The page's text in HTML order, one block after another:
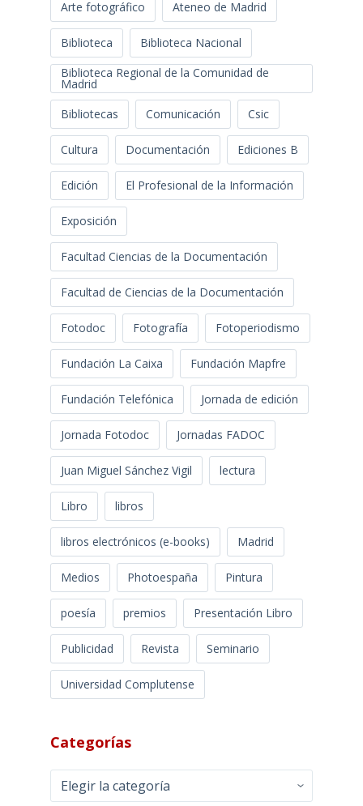
Arte fotográfico Ateneo de Madrid
Biblioteca
Biblioteca Nacional
Biblioteca Regional de la Comunidad de
Madrid
Bibliotecas
Comunicación Csic
Cultura Documentación Ediciones B
Edición El Profesional de la Información
Exposición
Facultad Ciencias de la Documentación
Facultad de Ciencias de la Documentación
Fotodoc Fotografía Fotoperiodismo
Fundación La Caixa Fundación Mapfre
Fundación Telefónica Jornada de edición
Jornada Fotodoc Jornadas FADOC
Juan Miguel Sánchez Vigil lectura
Libro libros
libros electrónicos (e-books) Madrid
Medios Photoespaña Pintura
poesía premios Presentación Libro
Publicidad Revista Seminario
Universidad Complutense
Categorías
Categorías